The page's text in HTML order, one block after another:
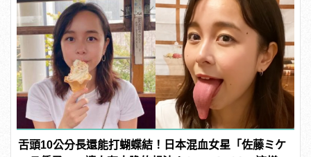
舌頭10公分長還能打蝴蝶結！日本混血女星「佐藤ミケ